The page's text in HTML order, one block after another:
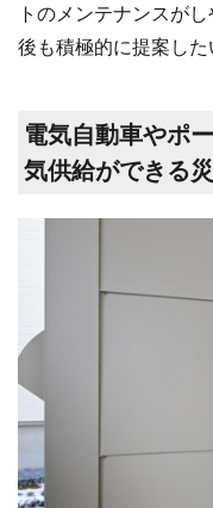
トのメンテナンスが
後も積極的に提案した
電気自動車やポ
気供給ができる